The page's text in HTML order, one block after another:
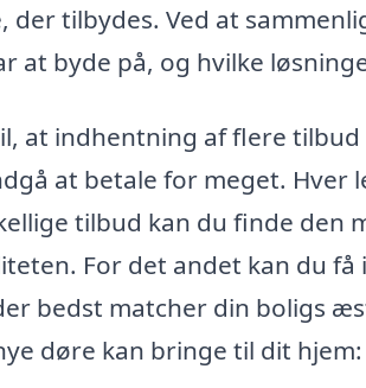
der tilbydes. Ved at
at byde på, og hvilke
at indhentning af flere
at betale for meget. Hver
tilbud kan du finde den
For det andet kan du
bedst matcher din boligs
døre kan bringe til dit hjem: